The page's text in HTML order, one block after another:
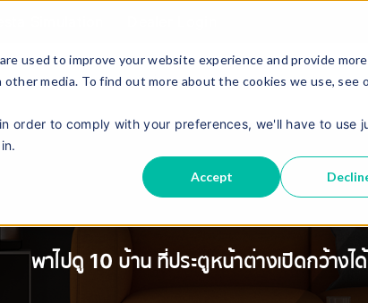
used to improve your website experience and provide more
media. To find out more about the cookies we use, see
order to comply with your preferences, we'll have to use
Accept
เกี่ยวกับเรา ผลิตภัณฑ์ แค
พาไปดู 10 บ้าน ที่ประตูหน้าต่างเปิดกว้างได้